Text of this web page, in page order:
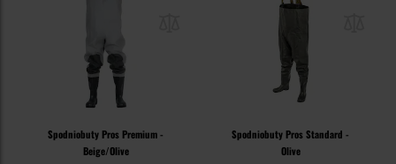
Spodniobuty Pros Premium -
Beige/Olive
Spodniobuty Pros Standard -
Olive